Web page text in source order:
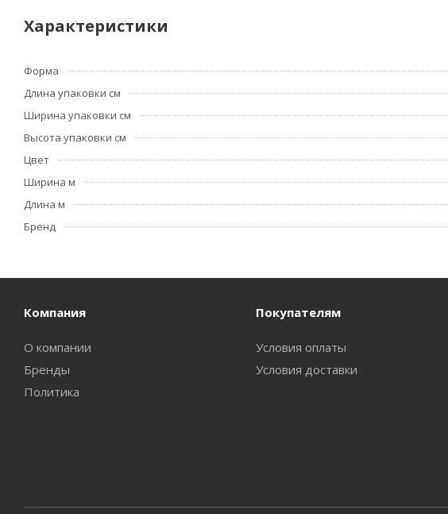
Характеристики
Форма
Длина упаковки см
Ширина упаковки см
Высота упаковки см
Цвет
Ширина м
Длина м
Бренд
Компания
О компании
Бренды
Политика
Покупателям
Условия оплаты
Условия доставки